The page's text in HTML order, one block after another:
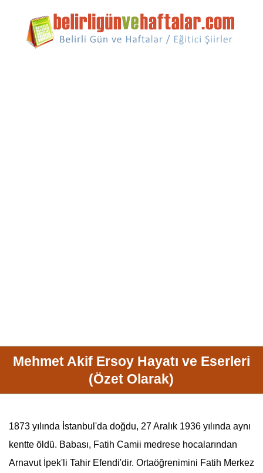
Mehmet Akif Ersoy Hayatı ve Eserleri
(Özet Olarak)
1873 yılında İstanbul'da doğdu, 27 Aralık 1936 yılında aynı
kentte öldü. Babası, Fatih Camii medrese hocalarından
Arnavut İpek'li Tahir Efendi'dir. Ortaöğrenimini Fatih Merkez